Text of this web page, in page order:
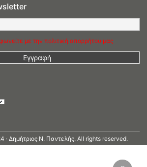
με την πολιτική απορρήτου μας
Δημήτριος N. Παντελής. All rights reserved.